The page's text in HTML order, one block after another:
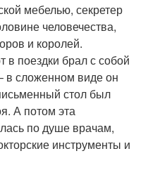
мебелью, секретер
человечества,
и королей.
поездки брал с собой
в сложенном виде он
стол был
А потом эта
по душе врачам,
инструменты и